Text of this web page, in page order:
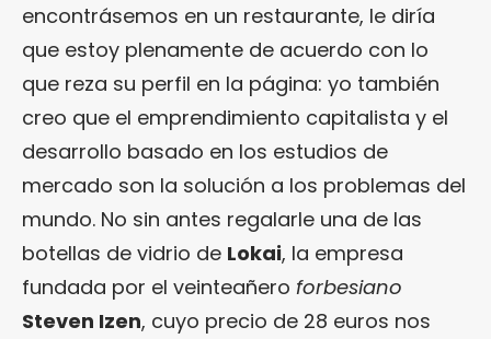
encontrásemos en un restaurante, le diría
que estoy plenamente de acuerdo con lo
que reza su perfil en la página: yo también
creo que el emprendimiento capitalista y el
desarrollo basado en los estudios de
mercado son la solución a los problemas del
mundo. No sin antes regalarle una de las
botellas de vidrio de Lokai, la empresa
fundada por el veinteañero forbesiano
Steven Izen, cuyo precio de 28 euros nos